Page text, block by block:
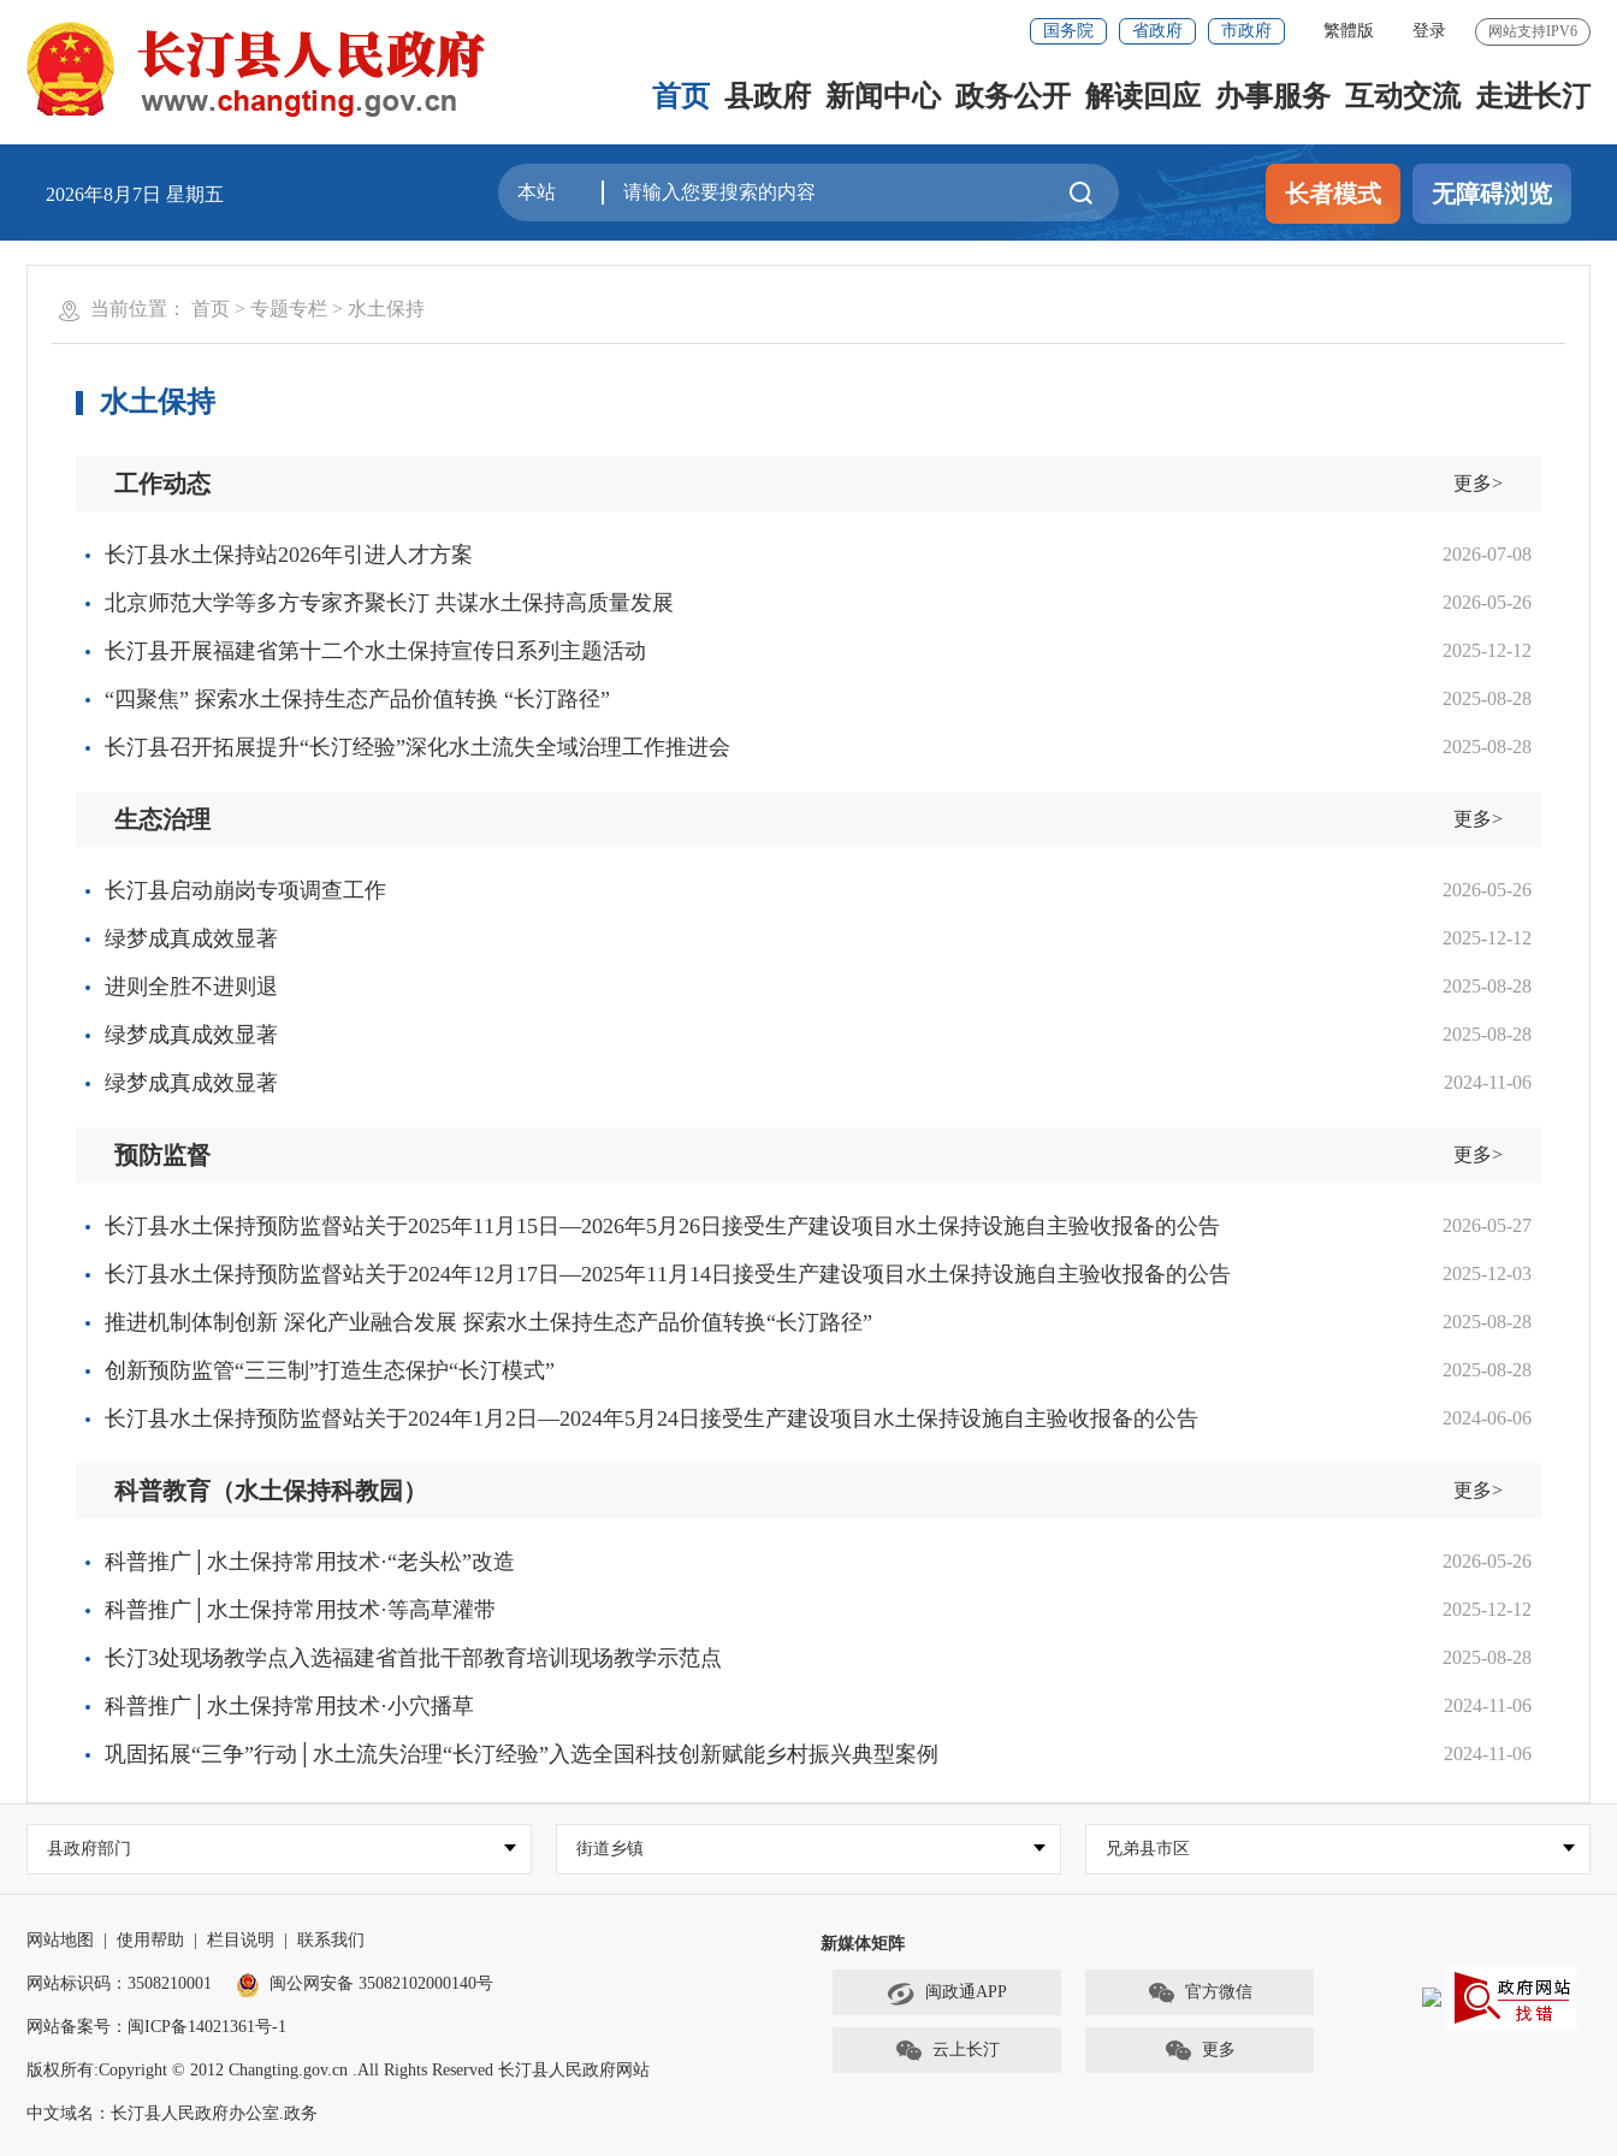
国务院 省政府 市政府 繁體版 登录 网站支持IPV6
首页 县政府 新闻中心 政务公开 解读回应 办事服务 互动交流 走进长汀
2026年8月7日 星期五 长者模式 无障碍浏览
当前位置： 首页 > 专题专栏 > 水土保持
水土保持
工作动态 更多>
长汀县水土保持站2026年引进人才方案 2026-07-08
北京师范大学等多方专家齐聚长汀 共谋水土保持高质量发展 2026-05-26
长汀县开展福建省第十二个水土保持宣传日系列主题活动 2025-12-12
“四聚焦” 探索水土保持生态产品价值转换 “长汀路径” 2025-08-28
长汀县召开拓展提升“长汀经验”深化水土流失全域治理工作推进会 2025-08-28
生态治理 更多>
长汀县启动崩岗专项调查工作 2026-05-26
绿梦成真成效显著 2025-12-12
进则全胜不进则退 2025-08-28
绿梦成真成效显著 2025-08-28
绿梦成真成效显著 2024-11-06
预防监督 更多>
长汀县水土保持预防监督站关于2025年11月15日—2026年5月26日接受生产建设项目水土保持设施自主验收报备的公告 2026-05-27
长汀县水土保持预防监督站关于2024年12月17日—2025年11月14日接受生产建设项目水土保持设施自主验收报备的公告 2025-12-03
推进机制体制创新 深化产业融合发展 探索水土保持生态产品价值转换“长汀路径” 2025-08-28
创新预防监管“三三制”打造生态保护“长汀模式” 2025-08-28
长汀县水土保持预防监督站关于2024年1月2日—2024年5月24日接受生产建设项目水土保持设施自主验收报备的公告 2024-06-06
科普教育（水土保持科教园） 更多>
科普推广│水土保持常用技术·“老头松”改造 2026-05-26
科普推广│水土保持常用技术·等高草灌带 2025-12-12
长汀3处现场教学点入选福建省首批干部教育培训现场教学示范点 2025-08-28
科普推广│水土保持常用技术·小穴播草 2024-11-06
巩固拓展“三争”行动│水土流失治理“长汀经验”入选全国科技创新赋能乡村振兴典型案例 2024-11-06
县政府部门 街道乡镇 兄弟县市区
网站地图 使用帮助 栏目说明 联系我们
网站标识码：3508210001 闽公网安备 35082102000140号
网站备案号： 闽ICP备14021361号-1
版权所有:Copyright © 2012 Changting.gov.cn .All Rights Reserved 长汀县人民政府网站
中文域名：长汀县人民政府办公室.政务
新媒体矩阵
闽政通APP 官方微信
云上长汀 更多